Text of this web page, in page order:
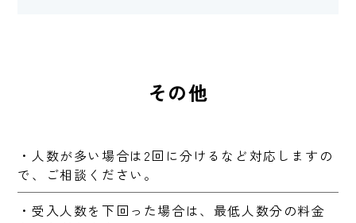
その他
・人数が多い場合は2回に分けるなど対応しますの
で、ご相談ください。
・受入人数を下回った場合は、最低人数分の料金